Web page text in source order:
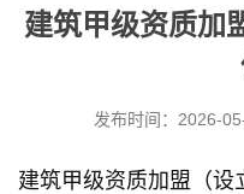
建筑甲级资质加
发布时间：2026-
建筑甲级资质加盟（设